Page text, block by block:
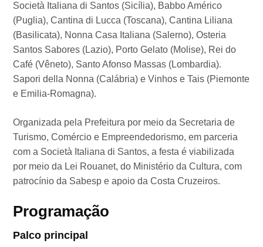
Società Italiana di Santos (Sicília), Babbo Américo
(Puglia), Cantina di Lucca (Toscana), Cantina Liliana
(Basilicata), Nonna Casa Italiana (Salerno), Osteria
Santos Sabores (Lazio), Porto Gelato (Molise), Rei do
Café (Vêneto), Santo Afonso Massas (Lombardia).
Sapori della Nonna (Calábria) e Vinhos e Tais (Piemonte
e Emilia-Romagna).
Organizada pela Prefeitura por meio da Secretaria de
Turismo, Comércio e Empreendedorismo, em parceria
com a Società Italiana di Santos, a festa é viabilizada
por meio da Lei Rouanet, do Ministério da Cultura, com
patrocínio da Sabesp e apoio da Costa Cruzeiros.
Programação
Palco principal